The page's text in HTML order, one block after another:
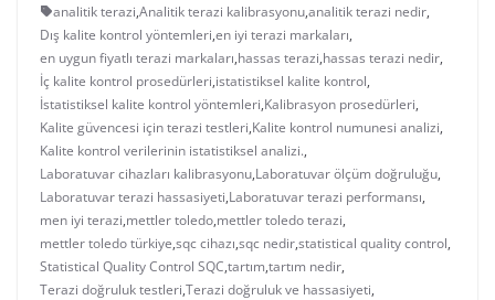
analitik terazi,Analitik terazi kalibrasyonu,analitik terazi nedir,
Dış kalite kontrol yöntemleri,en iyi terazi markaları,
en uygun fiyatlı terazi markaları,hassas terazi,hassas terazi nedir,
İç kalite kontrol prosedürleri,istatistiksel kalite kontrol,
İstatistiksel kalite kontrol yöntemleri,Kalibrasyon prosedürleri,
Kalite güvencesi için terazi testleri,Kalite kontrol numunesi analizi,
Kalite kontrol verilerinin istatistiksel analizi.,
Laboratuvar cihazları kalibrasyonu,Laboratuvar ölçüm doğruluğu,
Laboratuvar terazi hassasiyeti,Laboratuvar terazi performansı,
men iyi terazi,mettler toledo,mettler toledo terazi,
mettler toledo türkiye,sqc cihazı,sqc nedir,statistical quality control,
Statistical Quality Control SQC,tartım,tartım nedir,
Terazi doğruluk testleri,Terazi doğruluk ve hassasiyeti,